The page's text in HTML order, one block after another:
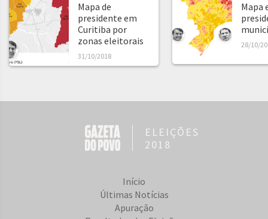
Mapa de
presidente em
Curitiba por
zonas eleitorais
31/10/2018
Mapa
28/10/
ELEIÇÕES
2018
Início
Últimas Notícias
Apuração